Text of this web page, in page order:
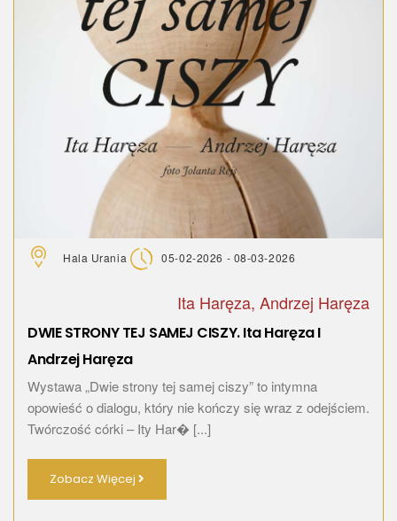
Hala Urania 05-02-2026 - 08-03-2026
Ita Haręza, Andrzej Haręza
DWIE STRONY TEJ SAMEJ CISZY. Ita Haręza I
Andrzej Haręza
Wystawa „Dwie strony tej samej ciszy” to intymna
opowieść o dialogu, który nie kończy się wraz z odejściem.
Twórczość córki – Ity Har� [...]
Zobacz Więcej